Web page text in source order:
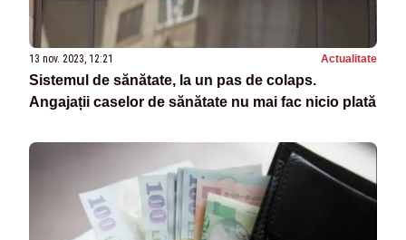
13 nov. 2023, 12:21 Actualitate
Sistemul de sănătate, la un pas de colaps.
Angajații caselor de sănătate nu mai fac nicio plată